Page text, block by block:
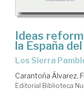
Ideas
la España
los Sierra
Carantoña Álvarez,
Editorial Biblioteca